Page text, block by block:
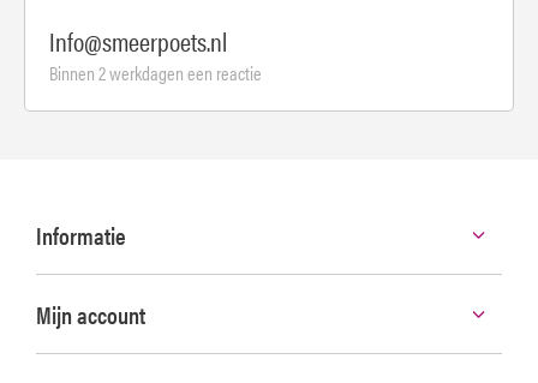
Info@smeerpoets.nl
Binnen 2 werkdagen een reactie
Informatie
Mijn account